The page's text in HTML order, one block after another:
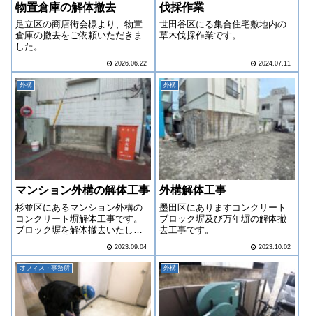
物置倉庫の解体撤去
足立区の商店街会様より、物置
倉庫の撤去をご依頼いただきま
した。
2026.06.22
伐採作業
世田谷区にる集合住宅敷地内の
草木伐採作業です。
2024.07.11
外構
マンション外構の解体工事
杉並区にあるマンション外構の
コンクリート塀解体工事です。
ブロック塀を解体撤去いたしま
2023.09.04
外構
外構解体工事
墨田区にありますコンクリート
ブロック塀及び万年塀の解体撤
去工事です。
2023.10.02
オフィス・事務所 外構